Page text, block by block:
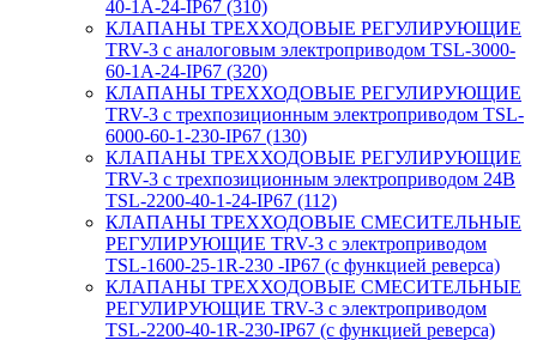
40-1А-24-IP67 (310)
КЛАПАНЫ ТРЕХХОДОВЫЕ РЕГУЛИРУЮЩИЕ
TRV-3 с аналоговым электроприводом TSL-3000-
60-1А-24-IP67 (320)
КЛАПАНЫ ТРЕХХОДОВЫЕ РЕГУЛИРУЮЩИЕ
TRV-3 с трехпозиционным электроприводом TSL-
6000-60-1-230-IP67 (130)
КЛАПАНЫ ТРЕХХОДОВЫЕ РЕГУЛИРУЮЩИЕ
TRV-3 с трехпозиционным электроприводом 24В
TSL-2200-40-1-24-IP67 (112)
КЛАПАНЫ ТРЕХХОДОВЫЕ СМЕСИТЕЛЬНЫЕ
РЕГУЛИРУЮЩИЕ TRV-3 с электроприводом
TSL-1600-25-1R-230 -IP67 (с функцией реверса)
КЛАПАНЫ ТРЕХХОДОВЫЕ СМЕСИТЕЛЬНЫЕ
РЕГУЛИРУЮЩИЕ TRV-3 с электроприводом
TSL-2200-40-1R-230-IP67 (с функцией реверса)